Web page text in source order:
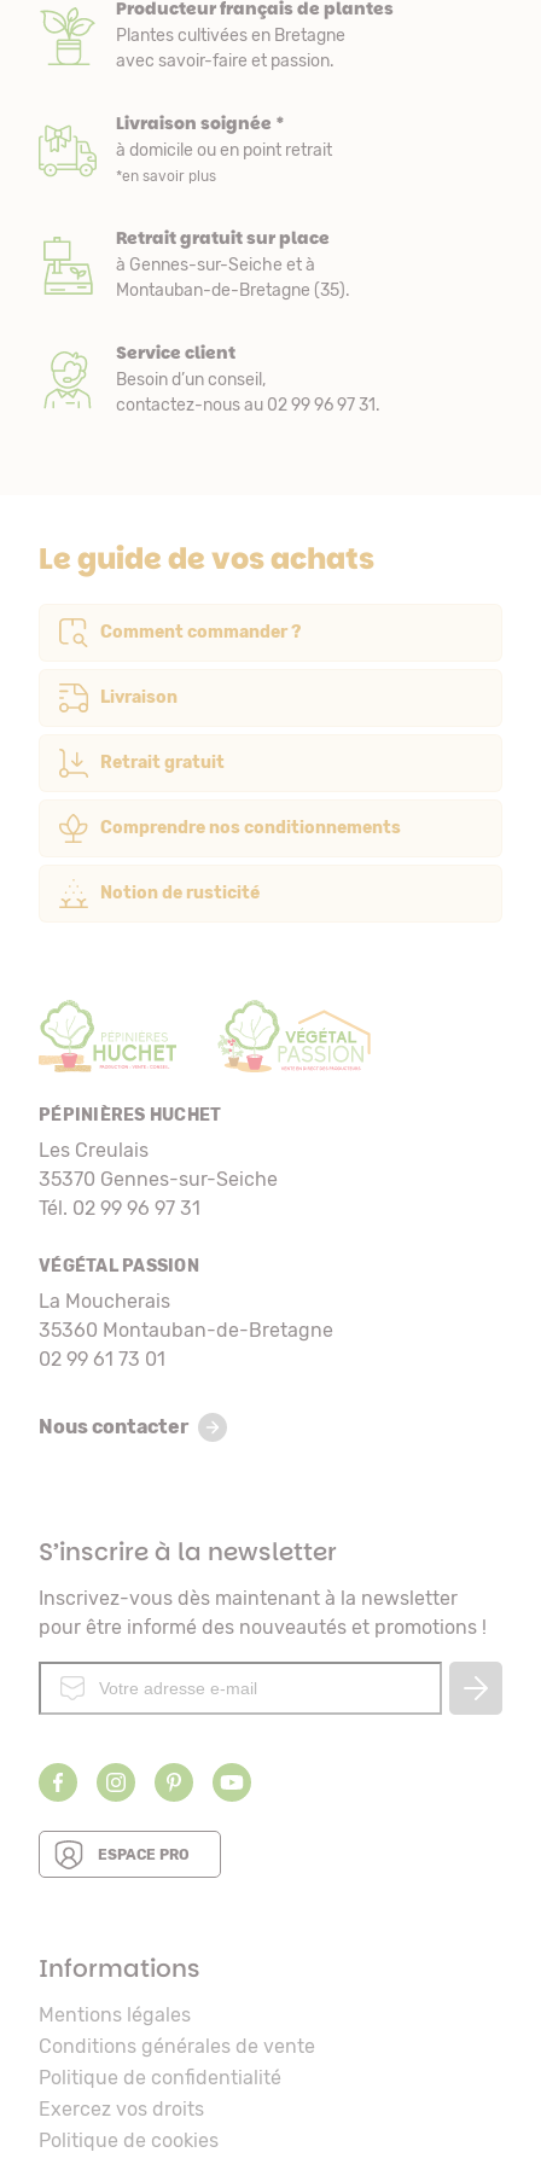
Producteur français de plantes
Plantes cultivées en Bretagne
avec savoir-faire et passion.
Livraison soignée *
à domicile ou en point retrait
*en savoir plus
Retrait gratuit sur place
à Gennes-sur-Seiche et à
Montauban-de-Bretagne (35).
Service client
Besoin d’un conseil,
contactez-nous au 02 99 96 97 31.
Le guide de vos achats
Comment commander ?
Livraison
Retrait gratuit
Comprendre nos conditionnements
Notion de rusticité
PÉPINIÈRES HUCHET
Les Creulais
35370 Gennes-sur-Seiche
Tél. 02 99 96 97 31
VÉGÉTAL PASSION
La Moucherais
35360 Montauban-de-Bretagne
02 99 61 73 01
Nous contacter
S’inscrire à la newsletter
Inscrivez-vous dès maintenant à la newsletter
pour être informé des nouveautés et promotions !
ESPACE PRO
Informations
Mentions légales
Conditions générales de vente
Politique de confidentialité
Exercez vos droits
Politique de cookies